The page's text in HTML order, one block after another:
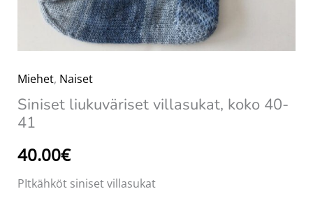
Miehet, Naiset
Siniset liukuväriset villasukat, koko 40-
41
40.00€
PItkähköt siniset villasukat